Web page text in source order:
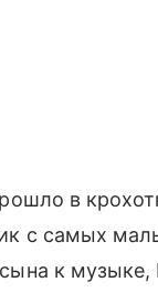
в
с самых
к